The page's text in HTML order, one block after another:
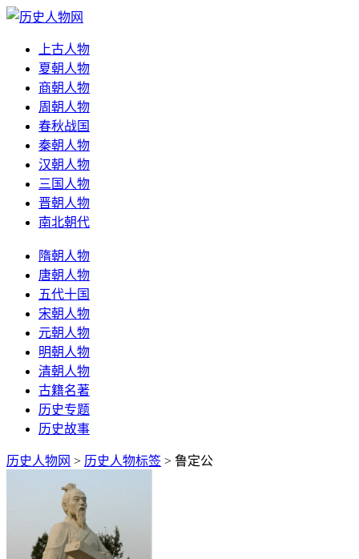
上古人物
夏朝人物
商朝人物
周朝人物
春秋战国
秦朝人物
汉朝人物
三国人物
晋朝人物
南北朝代
隋朝人物
唐朝人物
五代十国
宋朝人物
元朝人物
明朝人物
清朝人物
古籍名著
历史专题
历史故事
历史人物网 > 历史人物标签 > 鲁定公